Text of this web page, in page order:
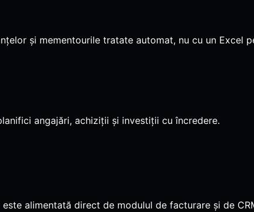
și mementourile tratate automat, nu cu un Excel
angajări, achiziții și investiții cu încredere.
alimentată direct de modulul de facturare și de